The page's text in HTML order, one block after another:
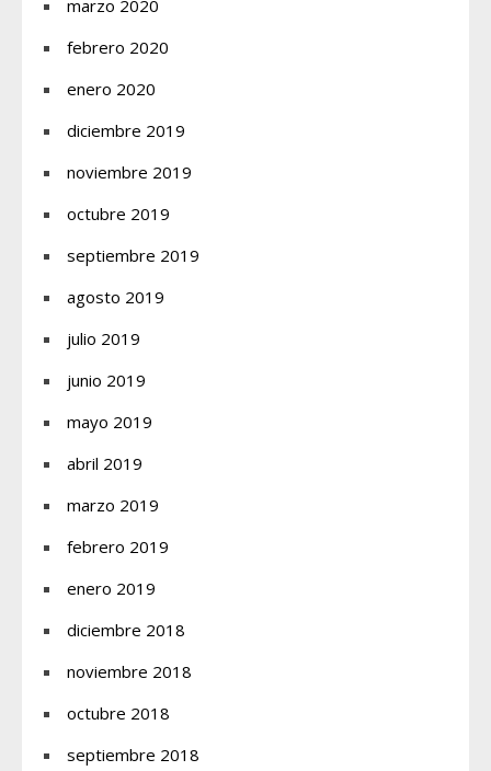
marzo 2020
febrero 2020
enero 2020
diciembre 2019
noviembre 2019
octubre 2019
septiembre 2019
agosto 2019
julio 2019
junio 2019
mayo 2019
abril 2019
marzo 2019
febrero 2019
enero 2019
diciembre 2018
noviembre 2018
octubre 2018
septiembre 2018